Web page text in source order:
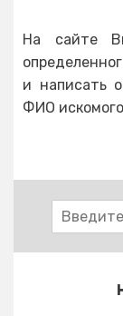
На сайте
и написать
ФИО